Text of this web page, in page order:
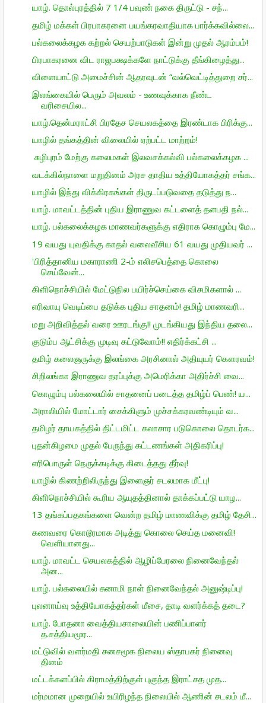
யாழ். தொல்புரத்தில் 7 1/4 பவுண் நகை திருட்டு - சந்...
தமிழ் மக்கள் பிரபாகரனை பயங்கரவாதியாக பார்க்கவில்லை...
பல்கலைக்கழக கற்றல் செயற்பாடுகள் இன்று முதல் ஆரம்பம்!
பிரபாகரனை விட ராஜபக்ஷக்களே நாட்டுக்கு தீங்கிழைத்து...
விளையாட்டு அமைச்சின் ஆதரவுடன் “வல்வெட்டித்துறை சர்...
இலங்கையில் பெரும் அவலம் - உணவுக்காக நீண்ட
வரிசையில...
யாழ்.தென்மராட்சி பிரதேச செயலகத்தை இரண்டாக பிரிக்கு...
யாழில் தங்கத்தின் விலையில் ஏற்பட்ட மாற்றம்!
சுழிபுரம் மேற்கு கலைமகள் இலவசக்கல்வி பல்கலைக்கழக ...
வடக்கில்நாளை மறுதினம் அரச தாதிய உத்தியோகத்தர் சங்க...
யாழில் இந்து விக்கிரகங்கள் திருடப்படுவதை தடுத்து ந...
யாழ். மாவட்டத்தின் புதிய இராணுவ கட்டளைத் தளபதி நல்...
யாழ். பல்கலைக்கழக மாணவர்களுக்கு எதிராக கொழும்பு மே...
19 வயது யுவதிக்கு காதல் வலைவீசிய 61 வயது முதியவர் ...
'பிரித்தானிய மகாராணி 2-ம் எலிசபெத்தை கொலை
செய்வேன்...
கிளிநொச்சியில் மேட்டுநில பயிர்ச்செய்கை விசமிகளால் ...
எரிவாயு வெடிப்பை தடுக்க புதிய சாதனம்! தமிழ் மாணவரி...
மறு அறிவித்தல் வரை ஊரடங்கு!! முடங்கியது இந்திய தலை...
குடும்ப ஆட்சிக்கு முடிவு கட்டுவோம்!! எதிர்க்கட்சி ...
தமிழ் கலைஞருக்கு இலங்கை அரசினால் அதியுயர் கௌரவம்!
சிறிலங்கா இராணுவ தரப்புக்கு அமெரிக்கா அதிர்ச்சி வை...
கொழும்பு பல்கலையில் சாதனைப் படைத்த தமிழ்ப் பெண்! ய...
அராலியில் மோட்டார் சைக்கிளும் முச்சக்கரவண்டியும் வ...
தமிழர் தாயகத்தில் திட்டமிட்ட கலாசார படுகொலை தொடர்க...
புதன்கிழமை முதல் பேருந்து கட்டணங்கள் அதிகரிப்பு!
எரிபொருள் நெருக்கடிக்கு கிடைத்தது தீர்வு!
யாழில் கிணற்றிலிருந்து இளைஞர் சடலமாக மீட்பு!
கிளிநொச்சியில் கூரிய ஆயுதத்தினால் தாக்கப்பட்டு யாழ...
13 தங்கப்பதகங்களை வென்ற தமிழ் மாணவிக்கு தமிழ் தேசி...
கணவரை கொடூரமாக அடித்து கொலை செய்த மனைவி!
வெளியானது...
யாழ். மாவட்ட செயலகத்தில் ஆழிப்பேரலை நினைவேந்தல்
அன...
யாழ். பல்கலையில் சுனாமி நாள் நினைவேந்தல் அனுஷ்டிப்பு!
புலனாய்வு உத்தியோகத்தர்கள் மீசை, தாடி வளர்க்கத் தடை?
யாழ். போதனா வைத்தியசாலையின் பணிப்பாளர்
த.சத்தியமூர...
மட்டுவில் வளர்மதி சனசமூக நிலைய ஸ்தாபகர் நினைவு
தினம்
மட்டக்களப்பில் கிராமத்திற்குள் புகுந்த இராட்சத முத...
மர்மமான முறையில் உயிரிழந்த நிலையில் ஆணின் சடலம் மீ...